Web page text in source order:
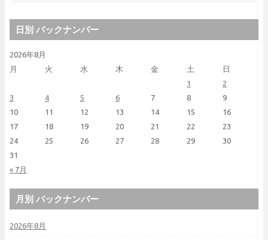
日別 バックナンバー
2026年8月
月
火 水 木 金 土 日
« 7月
1
2
3
4 5 6 7 8
9
10
11 12 13 14 15
16
17
18 19 20 21 22
23
24
25 26 27 28 29
30
31
月別 バックナンバー
2026年8月